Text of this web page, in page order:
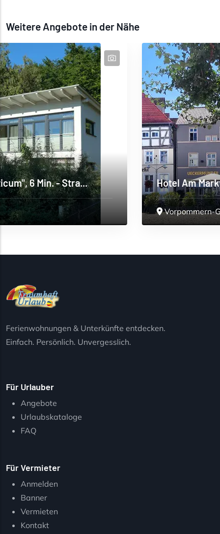
Weitere Angebote in der Nähe
Hotel Am Markt & Brauhaus
Vorpommern-Greifswald>
Ferienwohnungen & Unterkünfte entdecken.
Einfach. Persönlich. Unvergesslich.
Für Urlauber
Angebote
Urlaubskataloge
FAQ
Für Vermieter
Anmelden
Banner
Vermieten
Kontakt